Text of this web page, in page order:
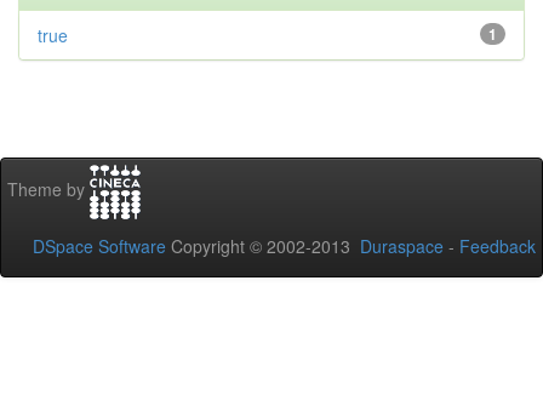
1
true
Theme by
DSpace Software Copyright © 2002-2013 Duraspace - Feedback